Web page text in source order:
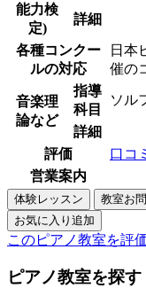
能力検
定)
詳細
各種コンクー
ルの対応
日本
催の
音楽理
論など
指導
科目
ソル
詳細
評価
口コ
営業案内
このピアノ教室を評
ピアノ教室を探す